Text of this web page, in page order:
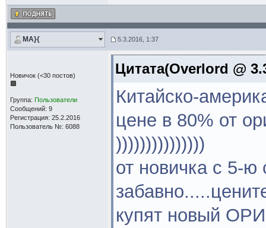
MA}{ 5.3.2016, 1:37
Новичок (<30 постов)
Группа: Пользователи
Сообщений: 9
Регистрация: 25.2.2016
Пользователь №: 6088
Цитата(Overlord @
Китайско-
цене в 80% от
)))))))))))))))
от новичка с 5-
купят новый